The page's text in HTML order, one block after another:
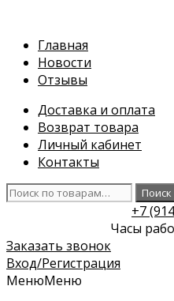
содержимому
Главная
Новости
Отзывы
Доставка и оплата
Возврат товара
Личный кабинет
Контакты
Искать:
Поиск
+7
Часы
Заказать звонок
Вход/Регистрация
МенюМеню